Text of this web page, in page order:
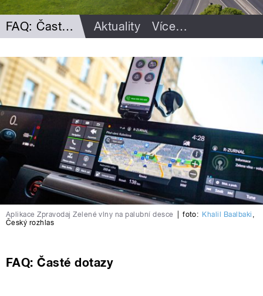
FAQ: Časté dotazy Aktuality Více…
Aplikace Zpravodaj Zelené vlny na palubní desce foto: Khalil Baalbaki ,
Český rozhlas
FAQ: Časté dotazy